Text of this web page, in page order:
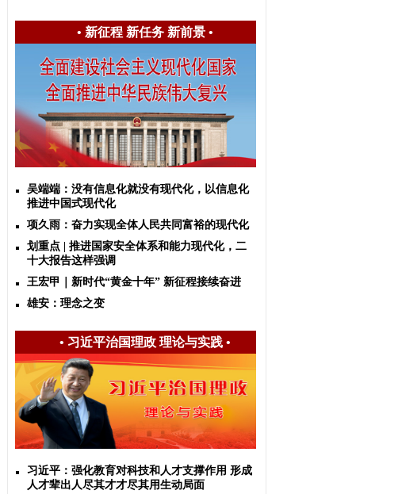
• 新征程 新任务 新前景•
吴端端：没有信息化就没有现代化，以信息化
推进中国式现代化
项久雨：奋力实现全体人民共同富裕的现代化
划重点 | 推进国家安全体系和能力现代化，二
十大报告这样强调
王宏甲｜新时代“黄金十年” 新征程接续奋进
雄安：理念之变
• 习近平治国理政 理论与实践•
习近平：强化教育对科技和人才支撑作用 形成
人才辈出人尽其才才尽其用生动局面